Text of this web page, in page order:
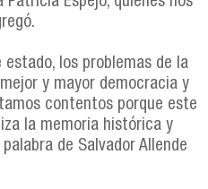
los problemas de la
y mayor democracia y
contentos porque este
la memoria histórica y
de Salvador Allende